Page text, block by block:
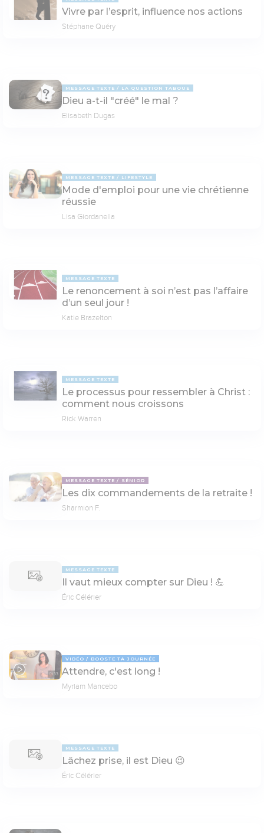
Vivre par l’esprit, influence nos actions
Stéphane Quéry
MESSAGE TEXTE LA QUESTION TABOUE
Dieu a-t-il "créé" le mal ?
Elisabeth Dugas
MESSAGE TEXTE LIFESTYLE
Mode d'emploi pour une vie chrétienne
réussie
Lisa Giordanella
MESSAGE TEXTE
Le renoncement à soi n’est pas l’affaire
d’un seul jour !
Katie Brazelton
MESSAGE TEXTE
Le processus pour ressembler à Christ :
comment nous croissons
Rick Warren
MESSAGE TEXTE SÉNIOR
Les dix commandements de la retraite !
Sharmion F.
MESSAGE TEXTE
Il vaut mieux compter sur Dieu ! 💪
Éric Célérier
01:33
VIDÉO BOOSTE TA JOURNÉE
Attendre, c'est long !
Myriam Mancebo
MESSAGE TEXTE
Lâchez prise, il est Dieu 😉
Éric Célérier